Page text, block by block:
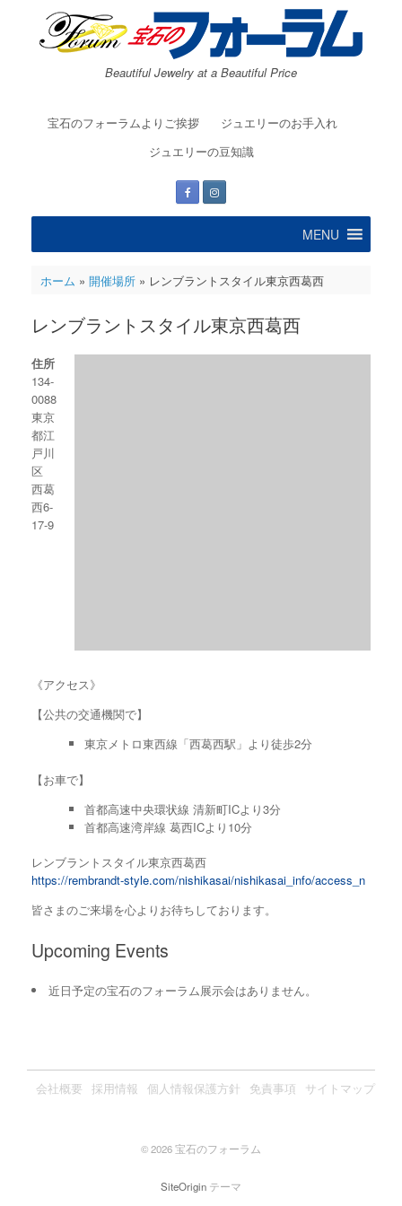
Beautiful Jewelry at a Beautiful Price
宝石のフォーラムよりご挨拶
ジュエリーのお手入れ
ジュエリーの豆知識
MENU
ホーム » 開催場所» レンブラントスタイル東京西葛西
レンブラントスタイル東京西葛西
住所
134-
0088
東京
都江
戸川
区
西葛
西6-
17-9
《アクセス》
【公共の交通機関で】
東京メトロ東西線「西葛西駅」より徒歩2分
【お車で】
首都高速中央環状線 清新町ICより3分
首都高速湾岸線 葛西ICより10分
レンブラントスタイル東京西葛西
https://rembrandt-style.com/nishikasai/nishikasai_info/access_n
皆さまのご来場を心よりお待ちしております。
Upcoming Events
近日予定の宝石のフォーラム展示会はありません。
会社概要 採用情報 個人情報保護方針 免責事項 サイトマップ
© 2026 宝石のフォーラム
SiteOrigin テーマ